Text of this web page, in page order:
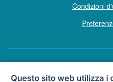
Condizioni
Copyright © Tutti i
Questo sito web utilizza i